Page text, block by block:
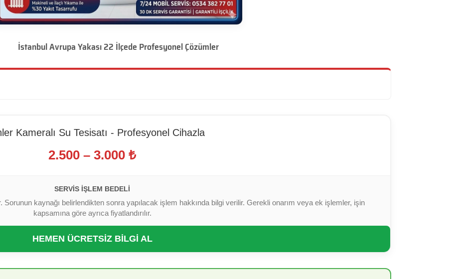
İstanbul Avrupa Yakası 22 İlçede Profesyonel Çözümler
Kameralı Su Tesisatı - Profesyonel Cihazla
2.500 – 3.000 ₺
SERVIS İŞLEM BEDELI
kaynağı belirlendikten sonra yapılacak işlem hakkında bilgi verilir. Gerekli onarım veya ek işlemler, işin
kapsamına göre ayrıca fiyatlandırılır.
HEMEN ÜCRETSİZ BİLGİ AL